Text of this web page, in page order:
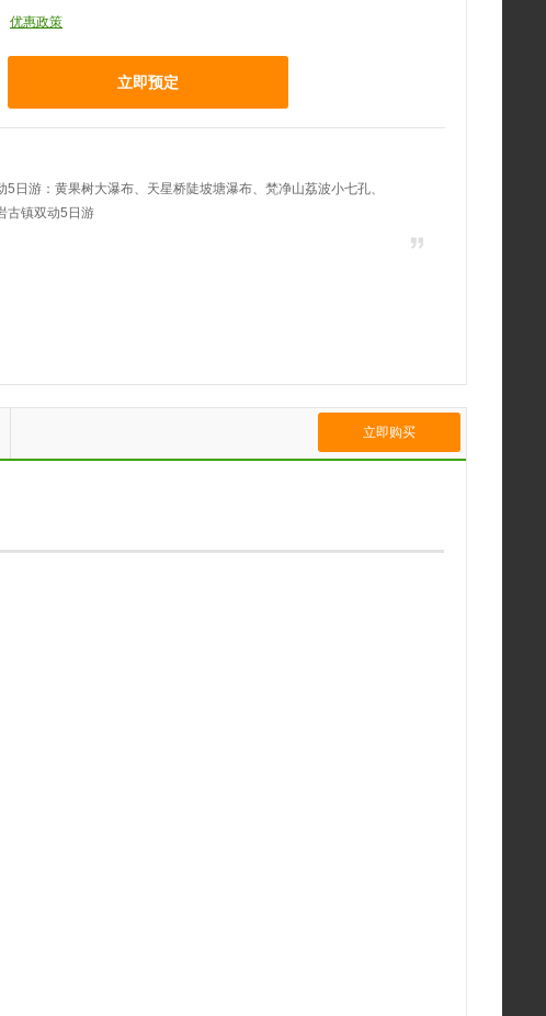
优惠政策
立即预定
5日游：黄果树大瀑布、天星桥陡坡塘瀑布、梵净山荔波小七孔、
古镇双动5日游
立即购买